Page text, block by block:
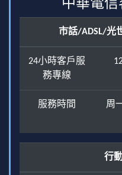
中華電
市話/ADSL/光
24小時客戶服
務專線
服務時間
周
行